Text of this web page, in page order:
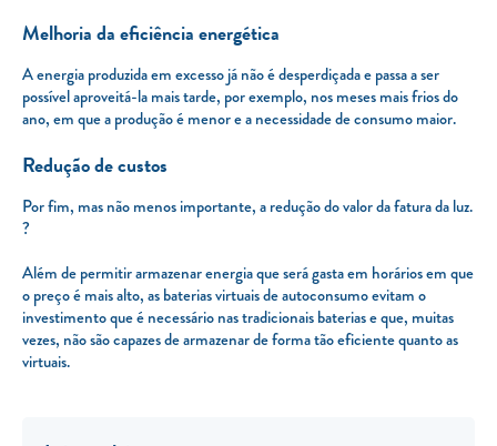
Melhoria da eficiência energética
A energia produzida em excesso já não é desperdiçada e passa a ser
possível aproveitá-la mais tarde, por exemplo, nos meses mais frios do
ano, em que a produção é menor e a necessidade de consumo maior.
Redução de custos
Por fim, mas não menos importante, a redução do valor da fatura da luz.
?
Além de permitir armazenar energia que será gasta em horários em que
o preço é mais alto, as baterias virtuais de autoconsumo evitam o
investimento que é necessário nas tradicionais baterias e que, muitas
vezes, não são capazes de armazenar de forma tão eficiente quanto as
virtuais.